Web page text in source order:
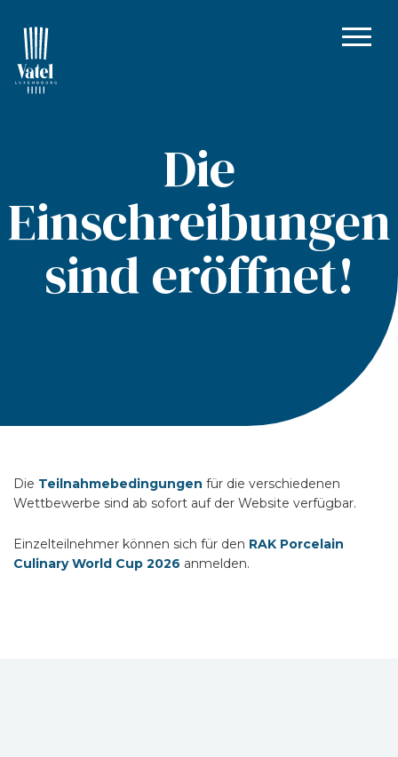
Die
Einschreibungen
sind eröffnet!
Die Teilnahmebedingungen für die verschiedenen
Wettbewerbe sind ab sofort auf der Website verfügbar.
Einzelteilnehmer können sich für den RAK Porcelain
Culinary World Cup 2026 anmelden.